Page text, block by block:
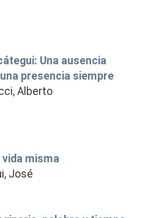
Una ausencia
presencia siempre
Alberto
vida misma
José